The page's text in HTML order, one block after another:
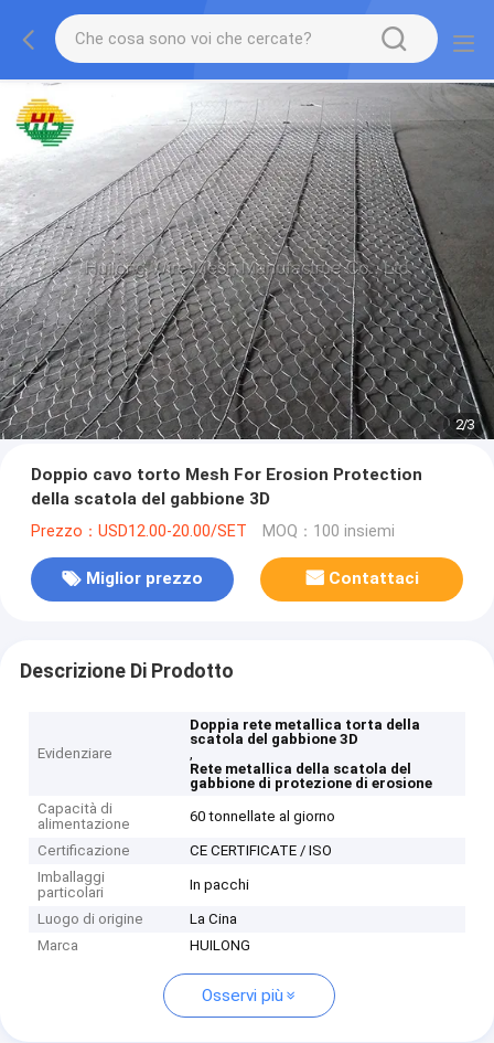
2/3
Doppio cavo torto Mesh For Erosion Protection
della scatola del gabbione 3D
Prezzo：USD12.00-20.00/SET MOQ：100 insiemi
Miglior prezzo Contattaci
Descrizione Di Prodotto
Evidenziare
Doppia rete metallica torta della
scatola del gabbione 3D
,
Rete metallica della scatola del
gabbione di protezione di erosione
Capacità di
alimentazione
60 tonnellate al giorno
Certificazione
CE CERTIFICATE / ISO
Imballaggi
particolari
In pacchi
Luogo di origine
La Cina
Marca
HUILONG
Osservi più